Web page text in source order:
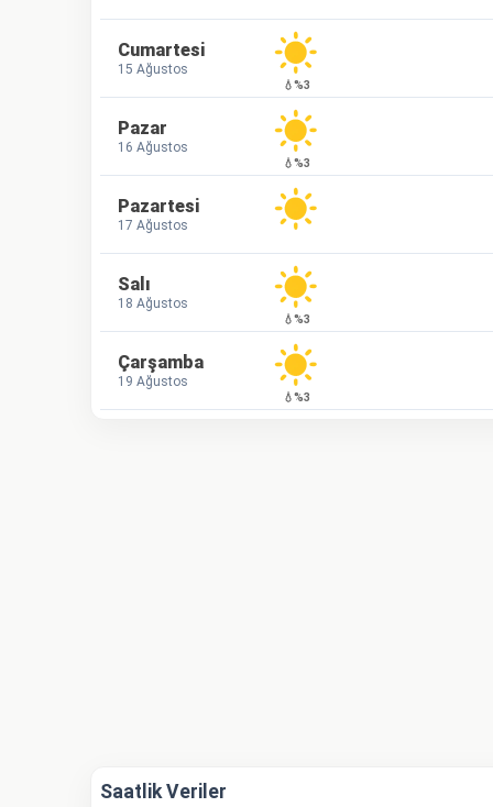
Cumartesi
15 Ağustos
💧%3
Pazar
16 Ağustos
💧%3
Pazartesi
17 Ağustos
Salı
18 Ağustos
💧%3
Çarşamba
19 Ağustos
💧%3
Saatlik Veriler